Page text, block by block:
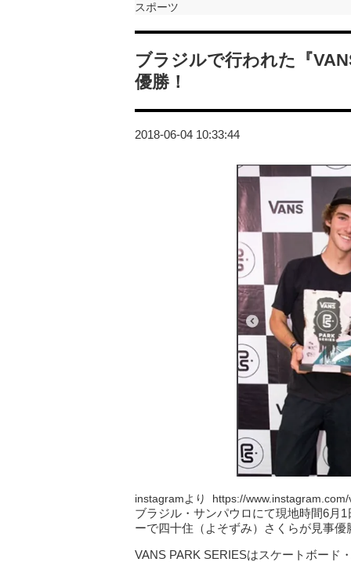
スポーツ
ブラジルで行われた『
優勝！
2018-06-04 10:33:44
instagramより https://
ブラジル・サンパウロにて現地時間6月
ーで四十住（よそずみ）さくらが見事優
VANS PARK SERIESはスケートボード